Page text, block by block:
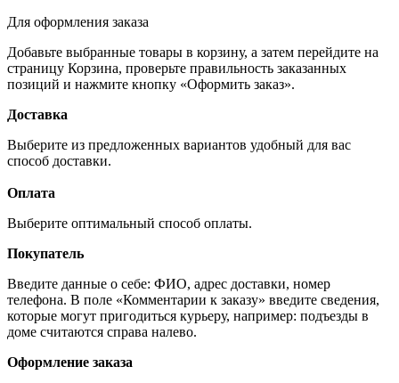
Для оформления заказа
Добавьте выбранные товары в корзину, а затем перейдите на
страницу Корзина, проверьте правильность заказанных
позиций и нажмите кнопку «Оформить заказ».
Доставка
Выберите из предложенных вариантов удобный для вас
способ доставки.
Оплата
Выберите оптимальный способ оплаты.
Покупатель
Введите данные о себе: ФИО, адрес доставки, номер
телефона. В поле «Комментарии к заказу» введите сведения,
которые могут пригодиться курьеру, например: подъезды в
доме считаются справа налево.
Оформление заказа